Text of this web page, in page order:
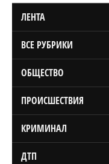
ЛЕНТА
ВСЕ РУБРИКИ
ОБЩЕСТВО
ПРОИСШЕСТВИЯ
КРИМИНАЛ
ДТП